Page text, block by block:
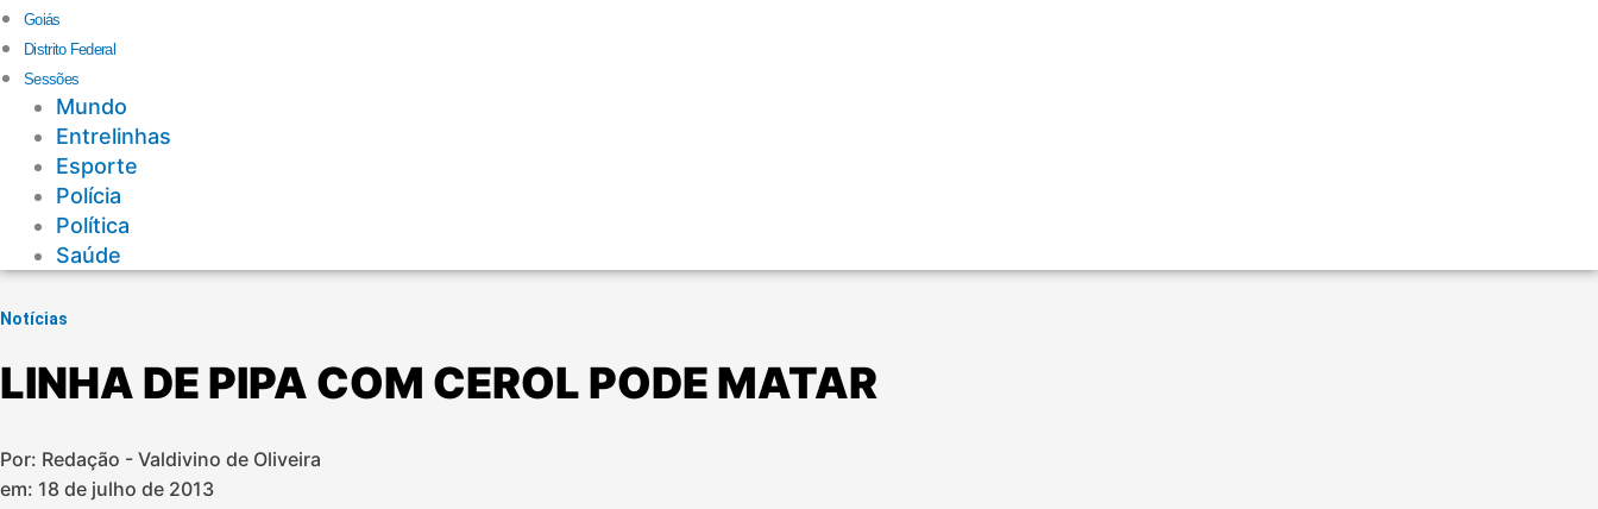
Goiás
Distrito Federal
Sessões
Mundo
Entrelinhas
Esporte
Polícia
Política
Saúde
Notícias
LINHA DE PIPA COM CEROL PODE MATAR
Por: Redação - Valdivino de Oliveira
em: 18 de julho de 2013